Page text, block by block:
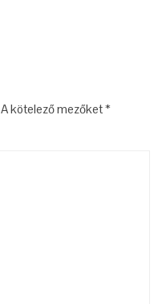
A kötelező mezőket*